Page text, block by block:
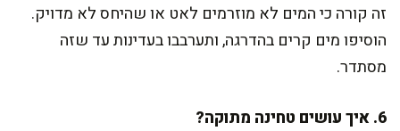
זה קורה כי המים לא מוזרמים לאט או שהיחס לא מדויק.
הוסיפו מים קרים בהדרגה, ותערבבו בעדינות עד שזה
מסתדר.
6. איך עושים טחינה מתוקה?